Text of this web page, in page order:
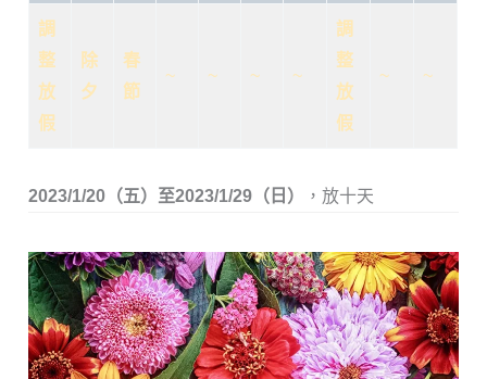
調
整
放
假
除
夕
春
節
~ ~ ~ ~
調
整
放
假
~ ~
2023/1/20（五）至2023/1/29（日） ，放十天